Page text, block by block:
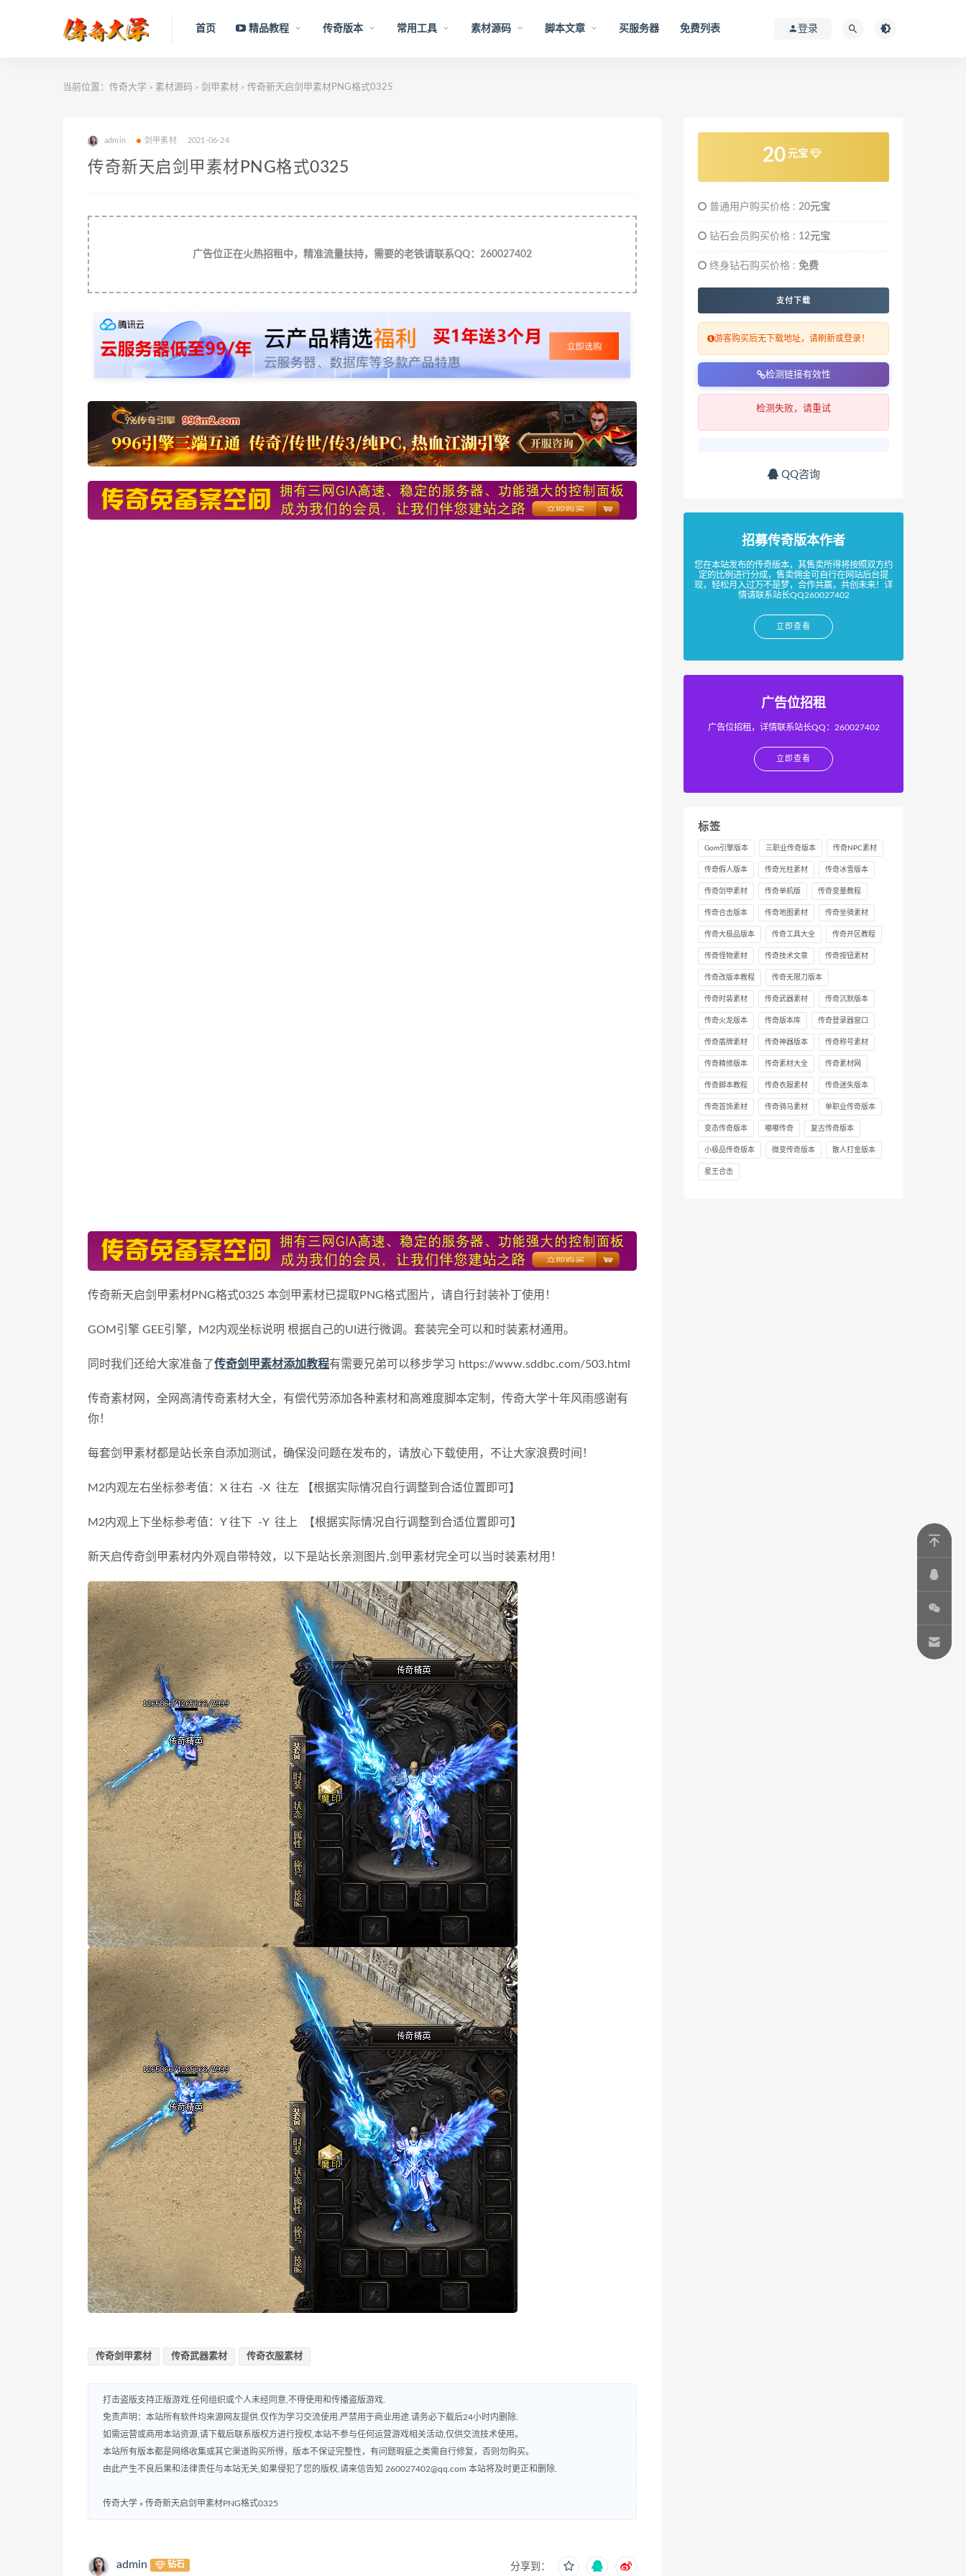
首页 精品教程 传奇版本 常用工具 素材源码 脚本文章 买服务器 免费列表 登录
当前位置： 传奇大学 > 素材源码 > 剑甲素材 > 传奇新天启剑甲素材PNG格式0325
admin 剑甲素材 2021-06-24
传奇新天启剑甲素材PNG格式0325
广告位正在火热招租中，精准流量扶持，需要的老铁请联系QQ：260027402
传奇新天启剑甲素材PNG格式0325 本剑甲素材已提取PNG格式图片，请自行封装补丁使用！
GOM引擎 GEE引擎，M2内观坐标说明 根据自己的UI进行微调。套装完全可以和时装素材通用。
同时我们还给大家准备了传奇剑甲素材添加教程有需要兄弟可以移步学习 https://www.sddbc.com/503.html
传奇素材网，全网高清传奇素材大全，有偿代劳添加各种素材和高难度脚本定制，传奇大学十年风雨感谢有
你！
每套剑甲素材都是站长亲自添加测试，确保没问题在发布的，请放心下载使用，不让大家浪费时间！
M2内观左右坐标参考值：X 往右 -X 往左 【根据实际情况自行调整到合适位置即可】
M2内观上下坐标参考值：Y 往下 -Y 往上 【根据实际情况自行调整到合适位置即可】
新天启传奇剑甲素材内外观自带特效，以下是站长亲测图片,剑甲素材完全可以当时装素材用！
传奇剑甲素材 传奇武器素材 传奇衣服素材
打击盗版支持正版游戏,任何组织或个人未经同意,不得使用和传播盗版游戏.
免责声明：本站所有软件均来源网友提供.仅作为学习交流使用.严禁用于商业用途.请务必下载后24小时内删除.
如需运营或商用本站资源,请下载后联系版权方进行授权,本站不参与任何运营游戏相关活动,仅供交流技术使用。
本站所有版本都是网络收集或其它渠道购买所得，版本不保证完整性，有问题瑕疵之类需自行修复，否则勿购买。
由此产生不良后果和法律责任与本站无关,如果侵犯了您的版权,请来信告知 260027402@qq.com 本站将及时更正和删除.
传奇大学 » 传奇新天启剑甲素材PNG格式0325
admin 钻石 分享到：
20 元宝
普通用户购买价格 : 20元宝
钻石会员购买价格 : 12元宝
终身钻石购买价格 : 免费
支付下载
游客购买后无下载地址，请刷新或登录！
检测链接有效性
检测失败，请重试
QQ咨询
招募传奇版本作者
您在本站发布的传奇版本，其售卖所得将按照双方约
定的比例进行分成，售卖佣金可自行在网站后台提
现，轻松月入过万不是梦，合作共赢，共创未来！详
情请联系站长QQ260027402
立即查看
广告位招租
广告位招租，详情联系站长QQ：260027402
立即查看
标签
Gom引擎版本 三职业传奇版本 传奇NPC素材
传奇假人版本 传奇光柱素材 传奇冰雪版本
传奇剑甲素材 传奇单机版 传奇变量教程
传奇合击版本 传奇地图素材 传奇坐骑素材
传奇大极品版本 传奇工具大全 传奇开区教程
传奇怪物素材 传奇技术文章 传奇按钮素材
传奇改版本教程 传奇无限刀版本
传奇时装素材 传奇武器素材 传奇沉默版本
传奇火龙版本 传奇版本库 传奇登录器窗口
传奇盾牌素材 传奇神器版本 传奇称号素材
传奇精修版本 传奇素材大全 传奇素材网
传奇脚本教程 传奇衣服素材 传奇迷失版本
传奇首饰素材 传奇骑马素材 单职业传奇版本
变态传奇版本 嘟嘟传奇 复古传奇版本
小极品传奇版本 微变传奇版本 散人打金版本
星王合击